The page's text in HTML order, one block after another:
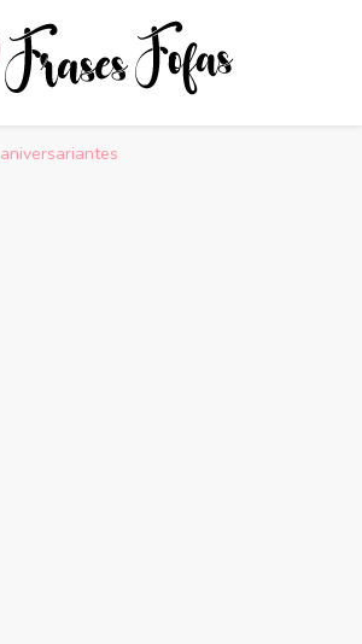
aniversariantes